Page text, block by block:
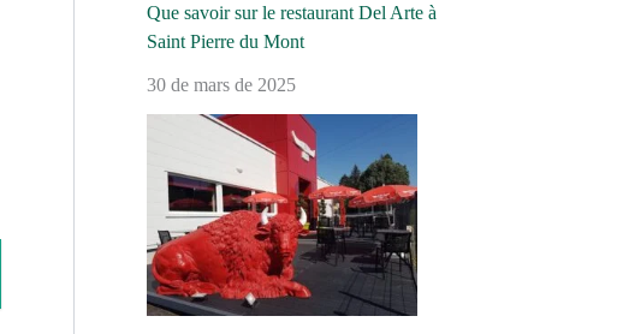
Que savoir sur le restaurant Del Arte à
Saint Pierre du Mont
30 de mars de 2025